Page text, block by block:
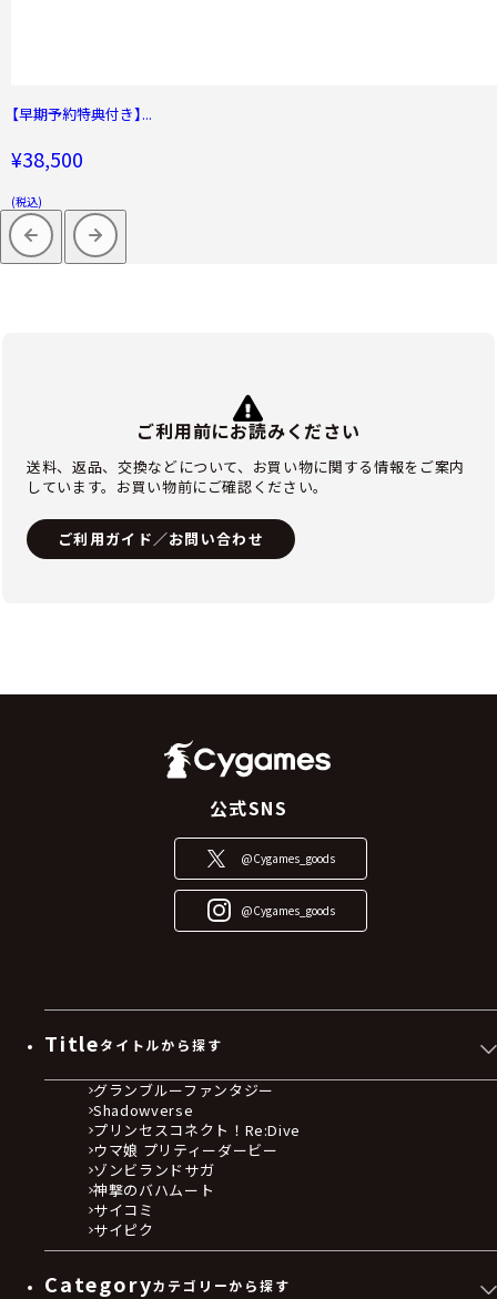
【早期予約特典付き】...
¥38,500
(税込)
ご利用前にお読みください
送料、返品、交換などについて、お買い物に関する情報をご案内
しています。お買い物前にご確認ください。
ご利用ガイド／お問い合わせ
公式SNS
@Cygames_goods
@Cygames_goods
Titleタイトルから探す
グランブルーファンタジー
Shadowverse
プリンセスコネクト！Re:Dive
ウマ娘 プリティーダービー
ゾンビランドサガ
神撃のバハムート
サイコミ
サイピク
Categoryカテゴリーから探す